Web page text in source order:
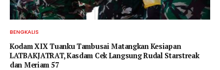
BENGKALIS
Kodam XIX Tuanku Tambusai Matangkan Kesiapan
LATBAKJATRAT, Kasdam Cek Langsung Rudal Starstreak
dan Meriam 57